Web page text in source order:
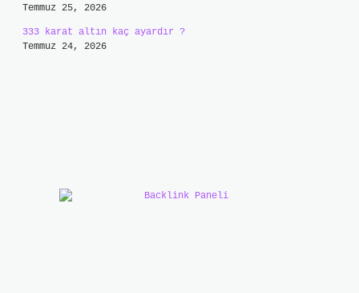
Temmuz 25, 2026
333 karat altın kaç ayardır ?
Temmuz 24, 2026